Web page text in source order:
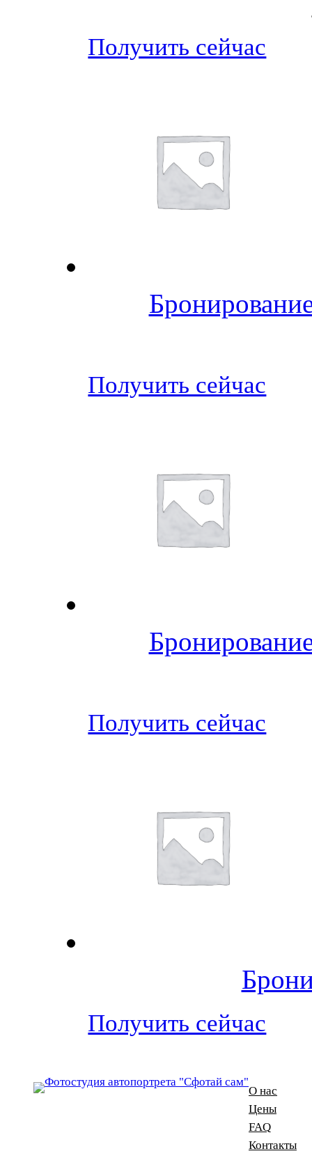
Получить сейчас
Получить сейчас
Получить сейчас
Получить сейчас
О нас
Цены
FAQ
Контакты